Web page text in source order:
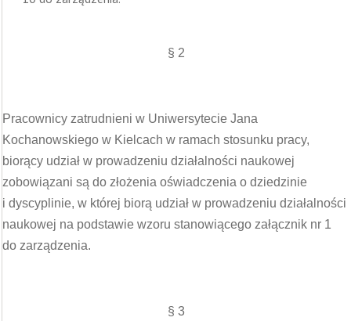
§ 2
Pracownicy zatrudnieni w Uniwersytecie Jana
Kochanowskiego w Kielcach w ramach stosunku pracy,
biorący udział w prowadzeniu działalności naukowej
zobowiązani są do złożenia oświadczenia o dziedzinie
i dyscyplinie, w której biorą udział w prowadzeniu działalności
naukowej na podstawie wzoru stanowiącego załącznik nr 1
do zarządzenia.
§ 3